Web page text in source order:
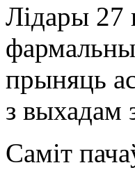
Лідары 27
прыняць
з выхадам
Саміт